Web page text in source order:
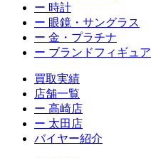
ー 時計
ー 眼鏡・サングラス
ー 金・プラチナ
ー ブランドフィギュア
買取実績
店舗一覧
ー 高崎店
ー 太田店
バイヤー紹介